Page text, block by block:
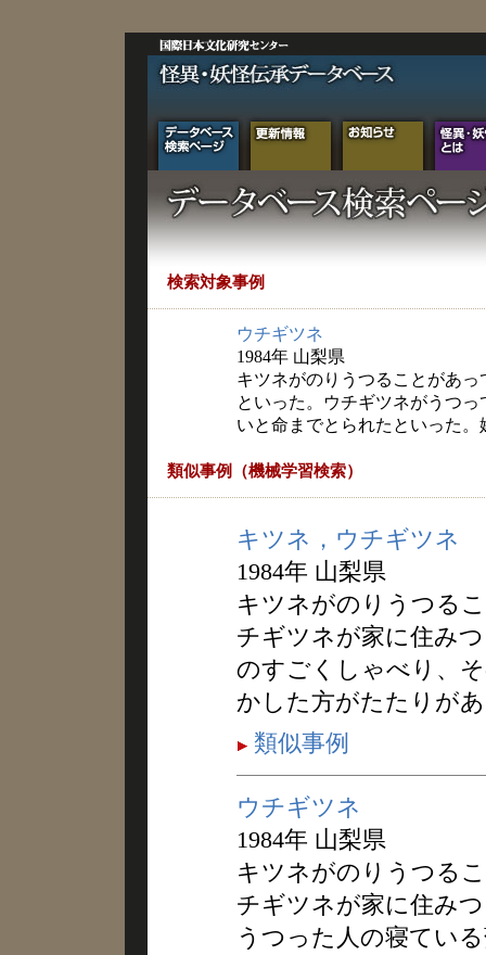
検索対象事例
ウチギツネ
1984年 山梨県
キツネがのりうつることがあ
といった。ウチギツネがうつ
いと命までとられたといった
類似事例（機械学習検索）
キツネ，ウチギツネ
1984年 山梨県
キツネがのりうつる
チギツネが家に住み
のすごくしゃべり、
かした方がたたりが
類似事例
ウチギツネ
1984年 山梨県
キツネがのりうつる
チギツネが家に住み
うつった人の寝てい